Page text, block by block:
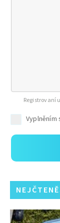
Registrovaní